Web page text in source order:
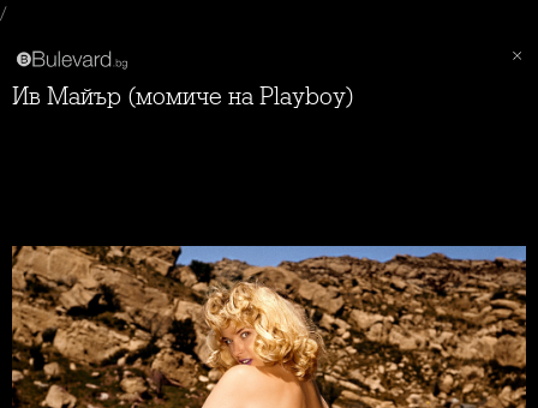
/
Ив Майър (момиче на Playboy)